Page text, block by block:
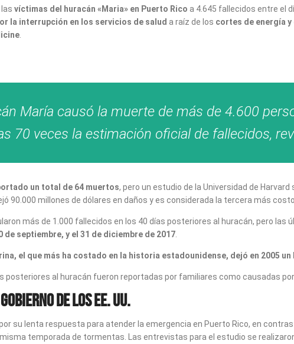
víctimas del huracán «Maria» en Puerto Rico a 4.645 fallecidos entre el
la interrupción en los servicios de salud a raíz de los cortes de energía
.
María causó la muerte de más de 4.600
70 veces la estimación oficial de fallecidos,
un total de 64 muertos, pero un estudio de la Universidad de
90.000 millones de dólares en daños y es considerada la tercera más
más de 1.000 fallecidos en los 40 días posteriores al huracán, pero
septiembre, y el 31 de diciembre de 2017.
el que más ha costado en la historia estadounidense, dejó en 2005
al huracán fueron reportadas por familiares como causadas
de los EE. UU.
su lenta respuesta para atender la emergencia en Puerto Rico, en
temporada de tormentas. Las entrevistas para el estudio se